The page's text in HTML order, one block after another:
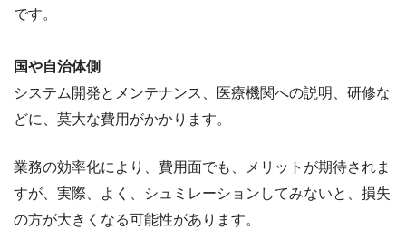
です。
国や自治体側
システム開発とメンテナンス、医療機関への説明、研修な
どに、莫大な費用がかかります。
業務の効率化により、費用面でも、メリットが期待されま
すが、実際、よく、シュミレーションしてみないと、損失
の方が大きくなる可能性があります。